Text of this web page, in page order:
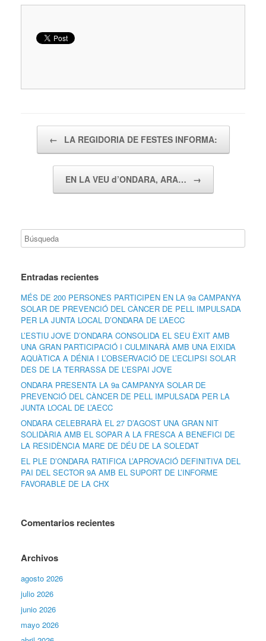
← LA REGIDORIA DE FESTES INFORMA:
EN LA VEU d’ONDARA, ARA… →
Entradas recientes
MÉS DE 200 PERSONES PARTICIPEN EN LA 9a CAMPANYA
SOLAR DE PREVENCIÓ DEL CÀNCER DE PELL IMPULSADA
PER LA JUNTA LOCAL D’ONDARA DE L’AECC
L’ESTIU JOVE D’ONDARA CONSOLIDA EL SEU ÈXIT AMB
UNA GRAN PARTICIPACIÓ I CULMINARÀ AMB UNA EIXIDA
AQUÀTICA A DÉNIA I L’OBSERVACIÓ DE L’ECLIPSI SOLAR
DES DE LA TERRASSA DE L’ESPAI JOVE
ONDARA PRESENTA LA 9a CAMPANYA SOLAR DE
PREVENCIÓ DEL CÀNCER DE PELL IMPULSADA PER LA
JUNTA LOCAL DE L’AECC
ONDARA CELEBRARÀ EL 27 D’AGOST UNA GRAN NIT
SOLIDÀRIA AMB EL SOPAR A LA FRESCA A BENEFICI DE
LA RESIDÈNCIA MARE DE DÉU DE LA SOLEDAT
EL PLE D’ONDARA RATIFICA L’APROVACIÓ DEFINITIVA DEL
PAI DEL SECTOR 9A AMB EL SUPORT DE L’INFORME
FAVORABLE DE LA CHX
Comentarios recientes
Archivos
agosto 2026
julio 2026
junio 2026
mayo 2026